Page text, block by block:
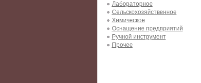
Лабораторное
Сельскохозяйственное
Химическое
Оснащение предприятий
Ручной инструмент
Прочее